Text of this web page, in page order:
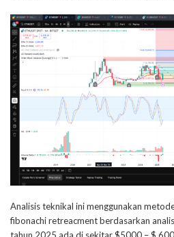
Analisis teknikal ini menggunakan
fibonachi retreacment berdasarkan
tahun 2025 ada di sekitar $5000 – $